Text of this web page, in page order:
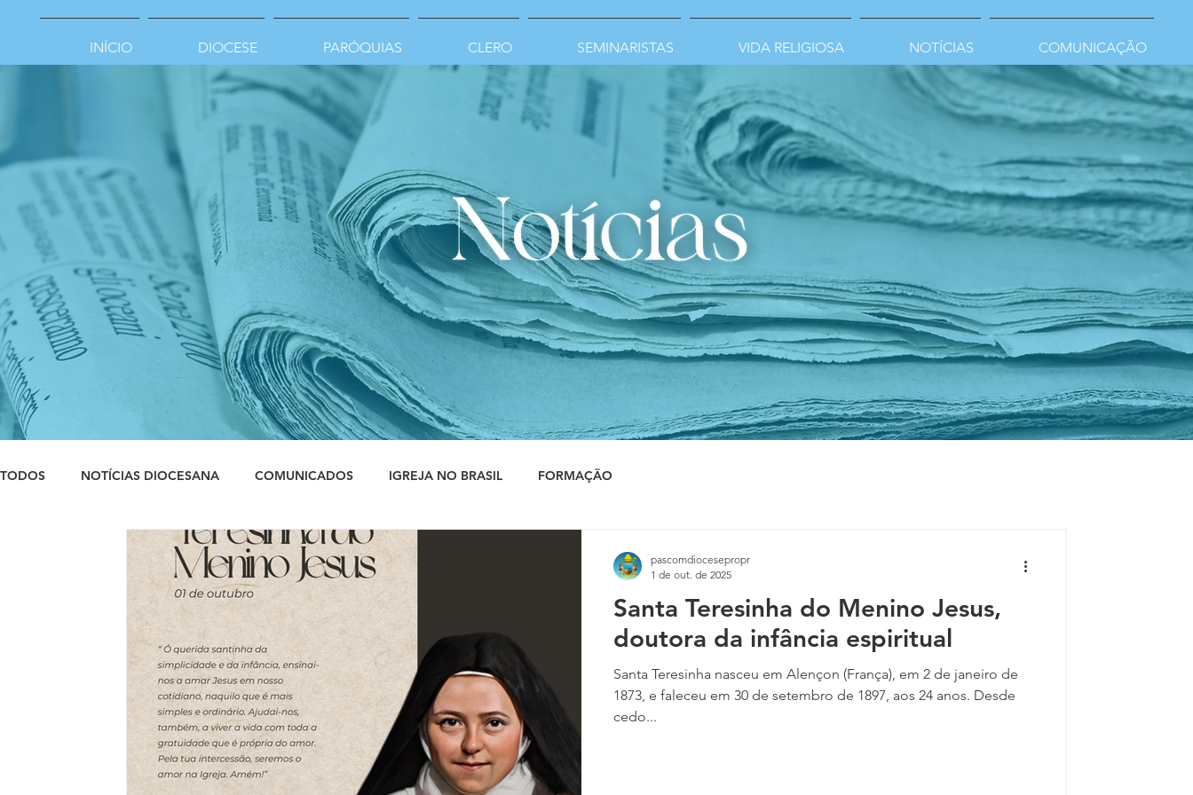
INÍCIO DIOCESE PARÓQUIAS CLERO SEMINARISTAS VIDA RELIGIOSA NOTÍCIAS COMUNICAÇÃO
TODOS NOTÍCIAS DIOCESANA COMUNICADOS IGREJA NO BRASIL FORMAÇÃO
Santa Teresinha do Menino Jesus,
doutora da infância espiritual
Santa Teresinha nasceu em Alençon (França), em 2 de janeiro de
1873, e faleceu em 30 de setembro de 1897, aos 24 anos. Desde
cedo...
pascomdiocesepropr
1 de out. de 2025